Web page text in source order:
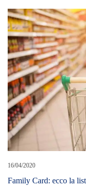
16/04/2020
Family Card: ecco la